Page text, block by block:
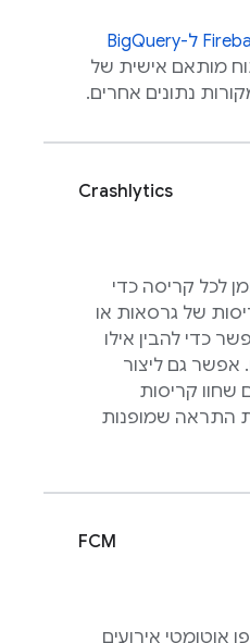
מותאם אישית של
נתונים אחרים.
Crashlytics
לכל קריסה כדי
של גרסאות או
כדי להבין אילו
גם ליצור
קריסות
התראה שמופנות
FCM
אוטומטי אירועים